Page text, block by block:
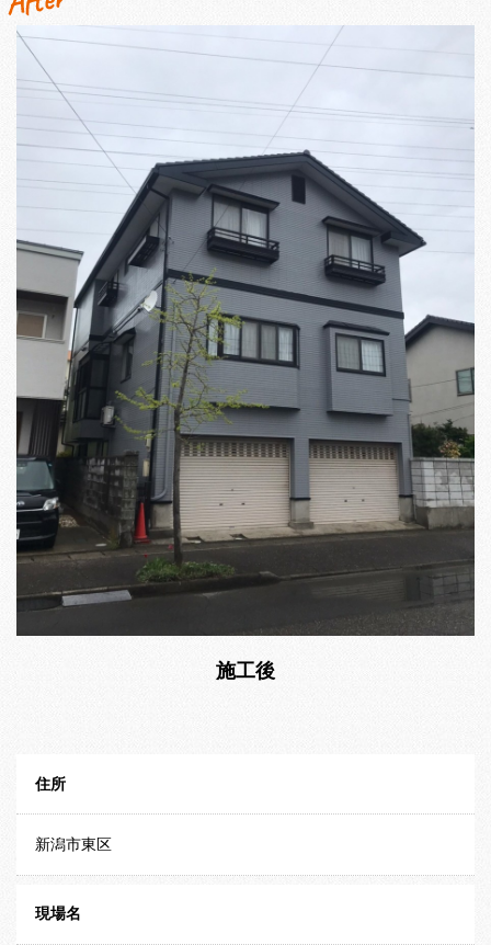
施工後
住所
新潟市東区
現場名